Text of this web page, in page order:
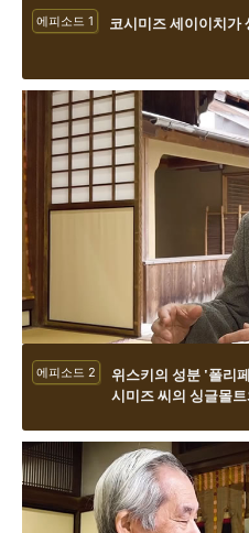
에피소드 1 코시미즈 세이이치가
에피소드 2
위스키의 성분 '폴리
시미즈 씨의 싱글몰